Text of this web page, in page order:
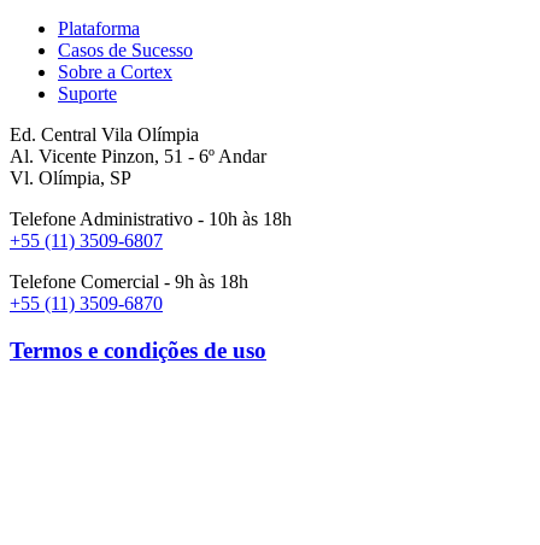
Plataforma
Casos de Sucesso
Sobre a Cortex
Suporte
Ed. Central Vila Olímpia
Al. Vicente Pinzon, 51 - 6º Andar
Vl. Olímpia, SP
Telefone Administrativo - 10h às 18h
+55 (11) 3509-6807
Telefone Comercial - 9h às 18h
+55 (11) 3509-6870
Termos e condições de uso